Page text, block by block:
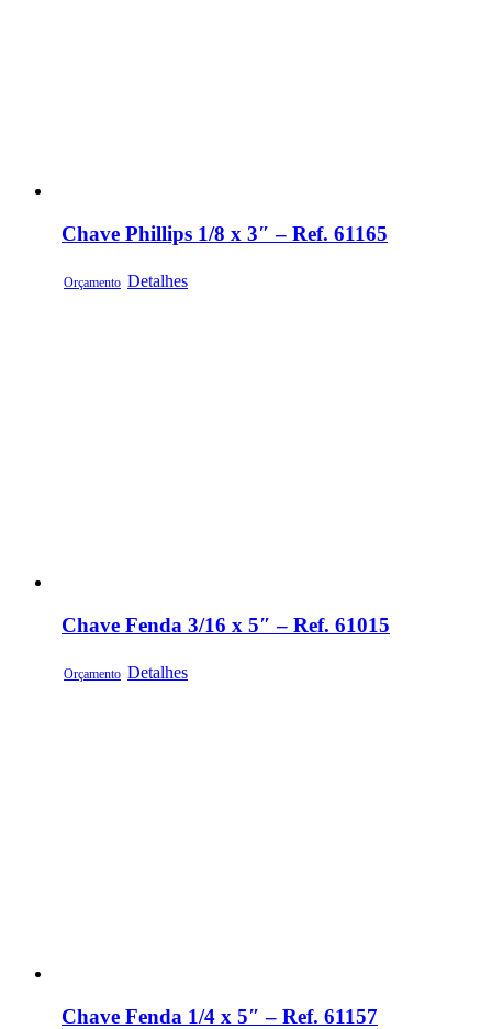
Chave Phillips 1/8 x 3″ – Ref. 61165
Orçamento Detalhes
Chave Fenda 3/16 x 5″ – Ref. 61015
Orçamento Detalhes
Chave Fenda 1/4 x 5″ – Ref. 61157